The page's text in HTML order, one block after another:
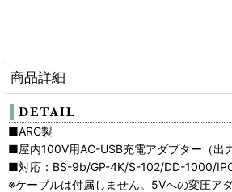
商品詳細
■ARC製
■屋内100V用AC-USB充電アダプター（出
■対応：BS-9b/GP-4K/S-102/DD-1000/
※ケーブルは付属しません。5Vへの変圧ア